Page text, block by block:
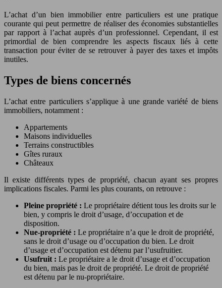
L’achat d’un bien immobilier entre particuliers est une pratique
courante qui peut permettre de réaliser des économies substantielles
par rapport à l’achat auprès d’un professionnel. Cependant, il est
primordial de bien comprendre les aspects fiscaux liés à cette
transaction pour éviter de se retrouver à payer des taxes et impôts
inutiles.
Types de biens concernés
L’achat entre particuliers s’applique à une grande variété de biens
immobiliers, notamment :
Appartements
Maisons individuelles
Terrains constructibles
Gîtes ruraux
Châteaux
Il existe différents types de propriété, chacun ayant ses propres
implications fiscales. Parmi les plus courants, on retrouve :
Pleine propriété : Le propriétaire détient tous les droits sur le
bien, y compris le droit d’usage, d’occupation et de
disposition.
Nue-propriété : Le propriétaire n’a que le droit de propriété,
sans le droit d’usage ou d’occupation du bien. Le droit
d’usage et d’occupation est détenu par l’usufruitier.
Usufruit : Le propriétaire a le droit d’usage et d’occupation
du bien, mais pas le droit de propriété. Le droit de propriété
est détenu par le nu-propriétaire.